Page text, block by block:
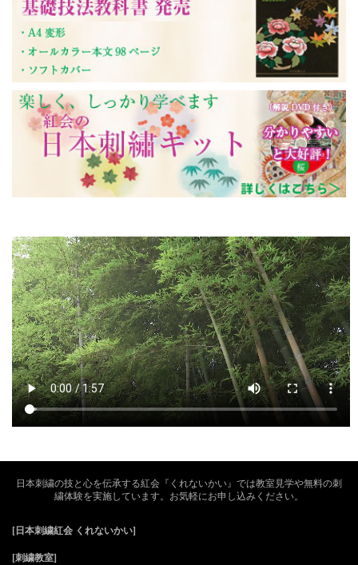
2024年12月11日
【年末年始の休業のお知らせ】
日頃のご愛顧まことに有難うございます。
日本刺繍紅会では下記日程を年末年始の休
■2024年12月28日（土）～2025年1月5日
（日）
休業中にいただいたご注文やお問い合わせ
については、営業開始日以降に順次対応さ
せていただきます。
どうぞよろしくお願いいたします。
日頃のご愛顧まことに有難うございます。
紅会では下記日程を夏季休業とさせていた
だきます。
■8月13日（火）～15日（木）
休業中にいただいたご注文やお問い合わせ
については、営業開始日以降に順次対応さ
せていただきます。
どうぞよろしくお願いいたします。
2023年12月8日
【年末年始休業のお知らせ】
オンラインストアの発送につきましては、1
どうぞよろしくお願いいたします。
2023年9月16日
日本刺繍の技と心を伝承する紅会『くれないかい』では教室見学や無料の刺
繍体験を実施しています。お気軽にお申し込みください。
[日本刺繍紅会 くれないかい]
[刺繍教室]